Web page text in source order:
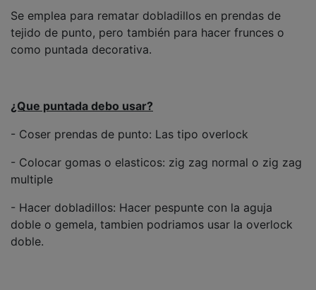
Se emplea para rematar dobladillos en prendas de
tejido de punto, pero también para hacer frunces o
como puntada decorativa.
¿Que puntada debo usar?
- Coser prendas de punto: Las tipo overlock
- Colocar gomas o elasticos: zig zag normal o zig zag
multiple
- Hacer dobladillos: Hacer pespunte con la aguja
doble o gemela, tambien podriamos usar la overlock
doble.